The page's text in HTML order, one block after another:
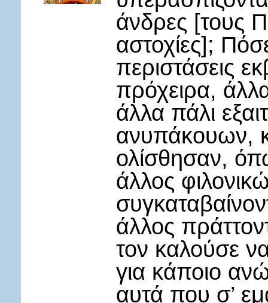
άνδρες [τους
αστοχίες];
περιστάσεις
πρόχειρα,
άλλα πάλι
ανυπάκουων,
ολίσθησαν,
άλλος
άλλος
τον καλούσε
για κάποιο
αυτά που σ’